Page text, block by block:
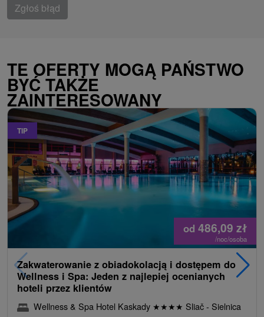
Zgłoś błąd
TE OFERTY MOGĄ PAŃSTWO
BYĆ TAKŻE
ZAINTERESOWANY
TIP
od 486,09 zł
/noc/osoba
Zakwaterowanie z obiadokolacją i dostępem do
Wellness i Spa: Jeden z najlepiej ocenianych
hoteli przez klientów
Wellness & Spa Hotel Kaskady ★★★★ Sliač - Sielnica